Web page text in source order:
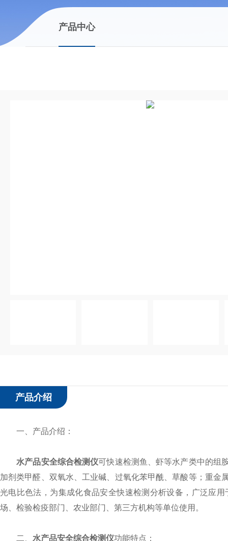
产品中心
产品介绍
一、产品介绍：
水产品安全综合检测仪可快速检测鱼、虾等水产类中的组
加剂类甲醛、双氧水、工业碱、过氧化苯甲酰、草酸等；重
光电比色法，为集成化食品安全快速检测分析设备，广泛应
场、检验检疫部门、农业部门、第三方机构等单位使用。
二、 水产品安全综合检测仪功能特点：